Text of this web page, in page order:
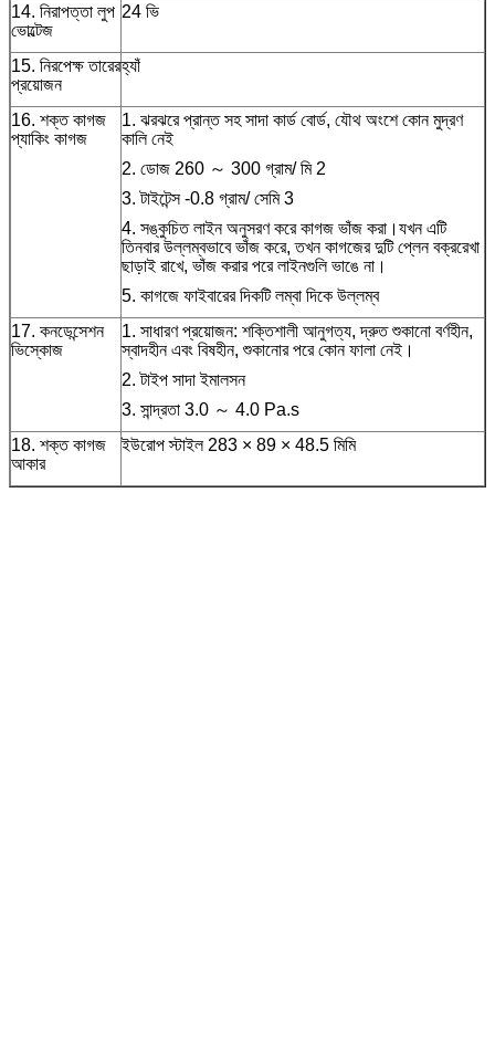
14. নিরাপত্তা লুপ
ভোল্টেজ
24 ভি
15. নিরপেক্ষ তারের
প্রয়োজন
হ্যাঁ
16. শক্ত কাগজ
প্যাকিং কাগজ
1. ঝরঝরে প্রান্ত সহ সাদা কার্ড বোর্ড, যৌথ অংশে কোন মুদ্রণ
কালি নেই
2. ডোজ 260 ～ 300 গ্রাম/ মি 2
3. টাইটেন্স -0.8 গ্রাম/ সেমি 3
4. সঙ্কুচিত লাইন অনুসরণ করে কাগজ ভাঁজ করা।যখন এটি
তিনবার উল্লম্বভাবে ভাঁজ করে, তখন কাগজের দুটি প্লেন বক্ররেখা
ছাড়াই রাখে, ভাঁজ করার পরে লাইনগুলি ভাঙে না।
5. কাগজে ফাইবারের দিকটি লম্বা দিকে উল্লম্ব
17. কনডেন্সেশন
ভিস্কোজ
1. সাধারণ প্রয়োজন: শক্তিশালী আনুগত্য, দ্রুত শুকানো বর্ণহীন,
স্বাদহীন এবং বিষহীন, শুকানোর পরে কোন ফালা নেই।
2. টাইপ সাদা ইমালসন
3. সান্দ্রতা 3.0 ～ 4.0 Pa.s
18. শক্ত কাগজ
আকার
ইউরোপ স্টাইল 283 × 89 × 48.5 মিমি